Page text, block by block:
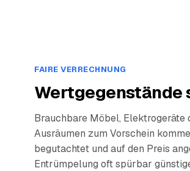
FAIRE VERRECHNUNG
Wertgegenstände
Brauchbare Möbel, Elektrogeräte
Ausräumen zum Vorschein
begutachtet und auf den Preis
Entrümpelung oft spürbar